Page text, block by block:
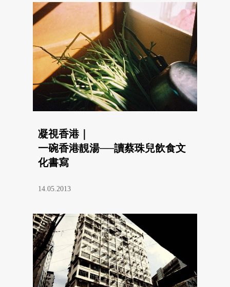
凝視香港｜
一碗香港靚湯──讀蔡珠兒飲食文
化書寫
14.05.2013